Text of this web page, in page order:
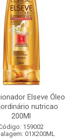
Elseve Óleo
nutricao
200Ml
159002
01X200ML